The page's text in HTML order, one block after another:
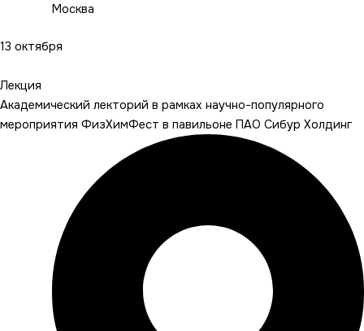
Москва
13 октября
Лекция
Академический лекторий в рамках научно-популярного
мероприятия ФизХимФест в павильоне ПАО Сибур Холдинг